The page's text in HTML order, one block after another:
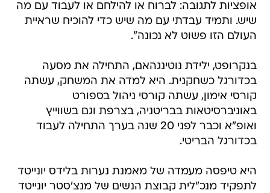
אופציות לתגובה: לברוח או להילחם או לעבוד עם מה
שיש. ותמיד עבדתי עם מה שיש כדי להוכיח שראיית
העולם הזו פשוט לא נכונה".
בנקרופט, ילידת נוטינגהאם, התחילה את מסעה
בכדורגל כשחקנית. היא למדה את המשחק, עשתה
קורסי אימון, עשתה קורסי ניהול בספורט
באוניברסיטאות בבריטניה, בצרפת וגם בשווייץ
ואופ"א וכבר לפני 20 שנה בערך התחילה לעבוד
בכדורגל הבריטי.
היא טיפסה מעמדה של מאמנת נערות בלידס יונייטד
לתפקיד מנכ"לית קבוצת הנשים של מנצ'סטר יונייטד